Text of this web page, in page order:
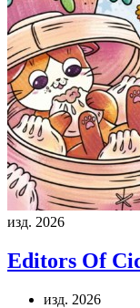
изд. 2026
Editors Of
изд. 2026